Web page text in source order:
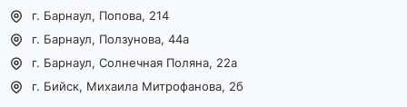
г. Барнаул, Попова, 214
г. Барнаул, Ползунова, 44а
г. Барнаул, Солнечная Поляна, 22а
г. Бийск, Михаила Митрофанова, 2б